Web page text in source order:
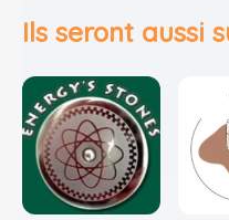
Ils seront aussi